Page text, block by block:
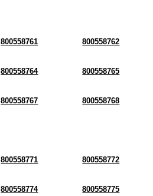
800558761 800558762
800558764 800558765
800558767 800558768
800558771 800558772
800558774 800558775